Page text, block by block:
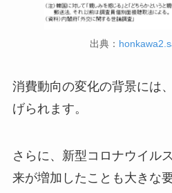
出典：
消費動向の変化の背景には
げられます。
さらに、新型コロナウイル
来が増加したことも大きな